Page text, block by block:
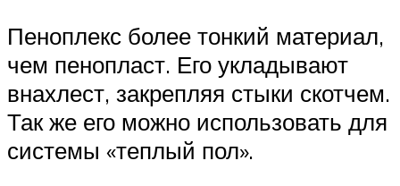
Пеноплекс более тонкий материал,
чем пенопласт. Его укладывают
внахлест, закрепляя стыки скотчем.
Так же его можно использовать для
системы «теплый пол».